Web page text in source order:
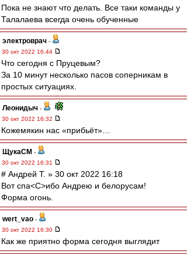
Пока не знают что делать. Все таки команды у
Талалаева всегда очень обученные
электроврач -
30 окт 2022 16:44
Что сегодня с Пруцевым?
За 10 минут несколько пасов соперникам в
простых ситуациях.
Леонидыч -
30 окт 2022 16:32
Кожемякин нас «прибьёт»…
ЩукаСМ -
30 окт 2022 16:31
# Андрей Т. » 30 окт 2022 16:18
Вот спа<C>ибо Андрею и белорусам!
Форма огонь.
wert_vao -
30 окт 2022 16:30
Как же приятно форма сегодня выглядит